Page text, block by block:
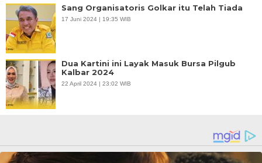
Sang Organisatoris Golkar itu Telah Tiada
17 Juni 2024 | 19:35 WIB
Dua Kartini ini Layak Masuk Bursa Pilgub
Kalbar 2024
22 April 2024 | 23:02 WIB